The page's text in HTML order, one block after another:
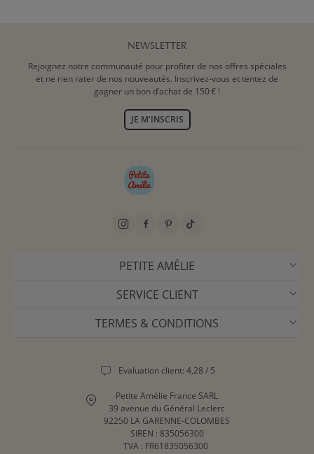
NEWSLETTER
Rejoignez notre communauté pour profiter de nos offres spéciales
et ne rien rater de nos nouveautés. Inscrivez-vous et tentez de
gagner un bon d’achat de 150 € !
JE M'INSCRIS
PETITE AMÉLIE
SERVICE CLIENT
TERMES & CONDITIONS
Evaluation client: 4,28 / 5
Petite Amélie France SARL
39 avenue du Général Leclerc
92250 LA GARENNE-COLOMBES
SIREN : 835056300
TVA : FR61835056300